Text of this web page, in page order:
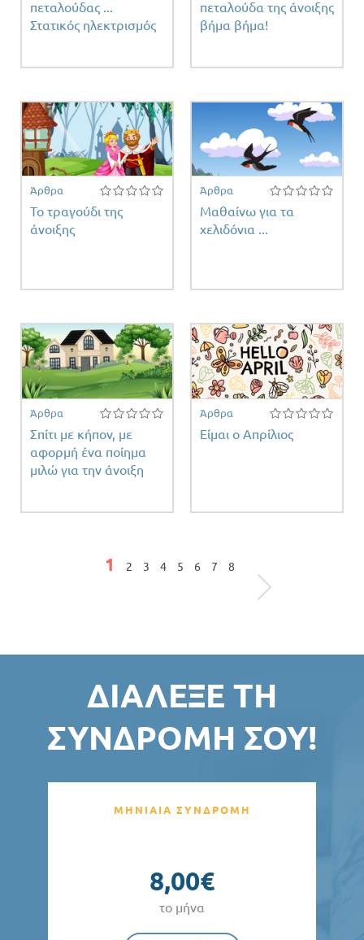
πεταλούδας ...
Στατικός ηλεκτρισμός
πεταλούδα της άνοιξης
βήμα βήμα!
Άρθρα
Το τραγούδι της
άνοιξης
Άρθρα
Μαθαίνω για τα
χελιδόνια ...
Άρθρα
Σπίτι με κήπον, με
αφορμή ένα ποίημα
μιλώ για την άνοιξη
Άρθρα
Είμαι ο Απρίλιος
1 2 3 4 5 6 7 8
ΔΙΆΛΕΞΕ ΤΗ
ΣΥΝΔΡΟΜΉ ΣΟΥ!
ΜΗΝΙΑΙΑ ΣΥΝΔΡΟΜΗ
8,00€
το μήνα